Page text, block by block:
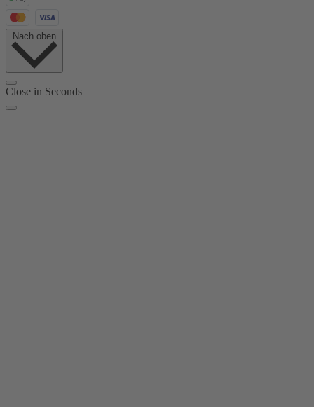
Nach oben
Close in Seconds